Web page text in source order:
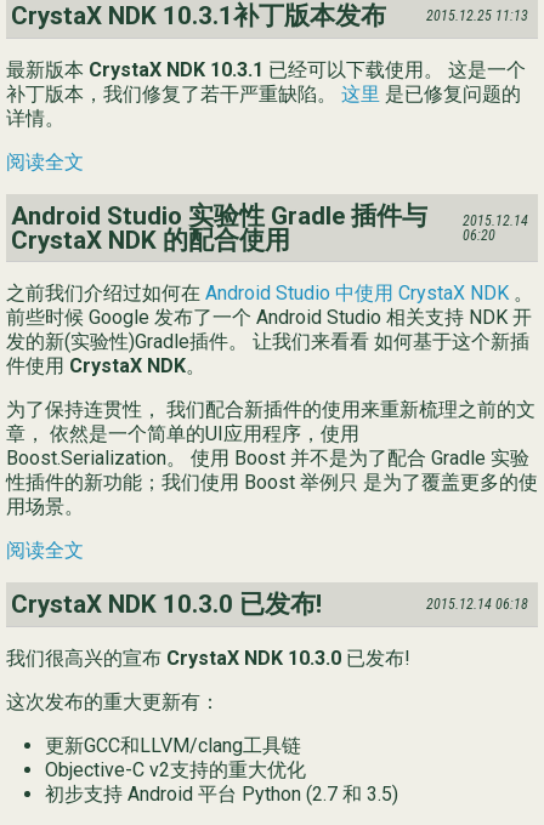
CrystaX NDK 10.3.1补丁版本发布 2015.12.25 11:13
最新版本 CrystaX NDK 10.3.1 已经可以下载使用。 这是一个
补丁版本，我们修复了若干严重缺陷。 这里 是已修复问题的
详情。
阅读全文
Android Studio 实验性 Gradle 插件与
CrystaX NDK 的配合使用
2015.12.14
06:20
之前我们介绍过如何在 Android Studio 中使用 CrystaX NDK 。
前些时候 Google 发布了一个 Android Studio 相关支持 NDK 开
发的新(实验性)Gradle插件。 让我们来看看 如何基于这个新插
件使用 CrystaX NDK。
为了保持连贯性， 我们配合新插件的使用来重新梳理之前的文
章， 依然是一个简单的UI应用程序，使用
Boost.Serialization。 使用 Boost 并不是为了配合 Gradle 实验
性插件的新功能；我们使用 Boost 举例只 是为了覆盖更多的使
用场景。
阅读全文
CrystaX NDK 10.3.0 已发布! 2015.12.14 06:18
我们很高兴的宣布 CrystaX NDK 10.3.0 已发布!
这次发布的重大更新有：
更新GCC和LLVM/clang工具链
Objective-C v2支持的重大优化
初步支持 Android 平台 Python (2.7 和 3.5)